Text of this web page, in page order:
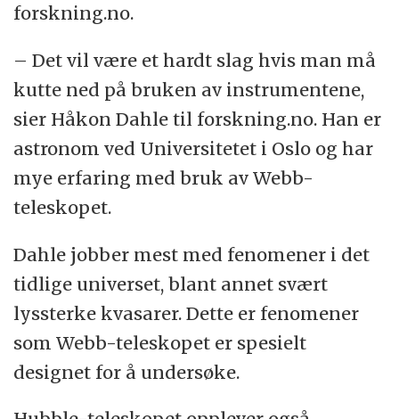
forskning.no.
– Det vil være et hardt slag hvis man må
kutte ned på bruken av instrumentene,
sier Håkon Dahle til forskning.no. Han er
astronom ved Universitetet i Oslo og har
mye erfaring med bruk av Webb-
teleskopet.
Dahle jobber mest med fenomener i det
tidlige universet, blant annet svært
lyssterke kvasarer. Dette er fenomener
som Webb-teleskopet er spesielt
designet for å undersøke.